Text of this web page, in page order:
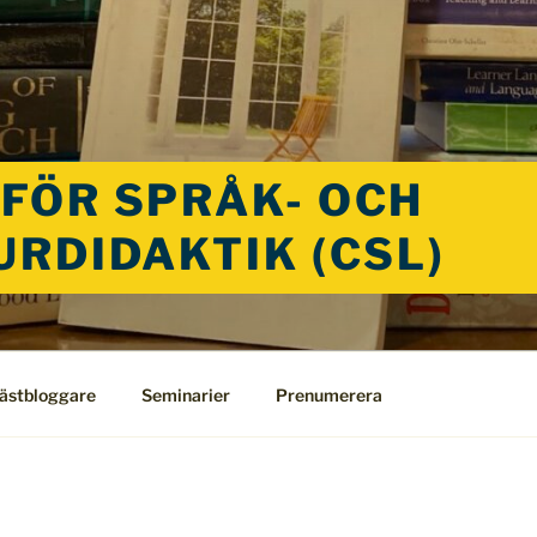
SPRÅK- OCH
(CSL)
Seminarier Prenumerera